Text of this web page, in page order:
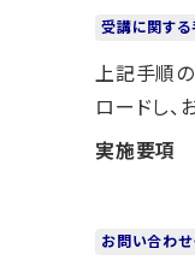
受講に関する
上記手順
ロードし、
実施要項
お問い合わせ